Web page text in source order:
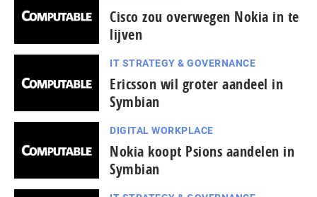
Cisco zou overwegen Nokia in te
lijven
IT STRATEGY & GOVERNANCE
Ericsson wil groter aandeel in
Symbian
DIGITAL WORKPLACE
Nokia koopt Psions aandelen in
Symbian